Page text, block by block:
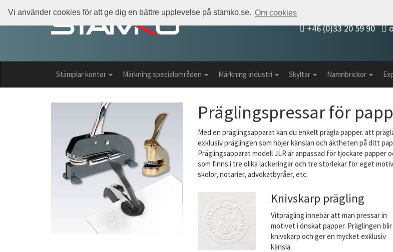
Vi använder cookies för att ge dig en bättre upplevelse på stamko.se. Om cookies
+46 (0)33 20 59 90
Stämplar kontor Märkning specialområden Märkning industri Skyltar Namnbrickor
Präglingspressar för
Med en präglingsapparat kan du enkelt prägla papper. att
exklusiv präglingen som höjer känslan och äktheten på ditt
Präglingsapparat modell JLR är anpassad för tjockare
som finns i tre olika lackeringar och tre storlekar för eget
skolor, notarier, advokatbyråer, etc.
Knivskarp prägling
Vitprägling innebär att man pressar in
motivet i önskat papper. Präglingen blir
knivskarp och ger en mycket exklusiv
känsla.